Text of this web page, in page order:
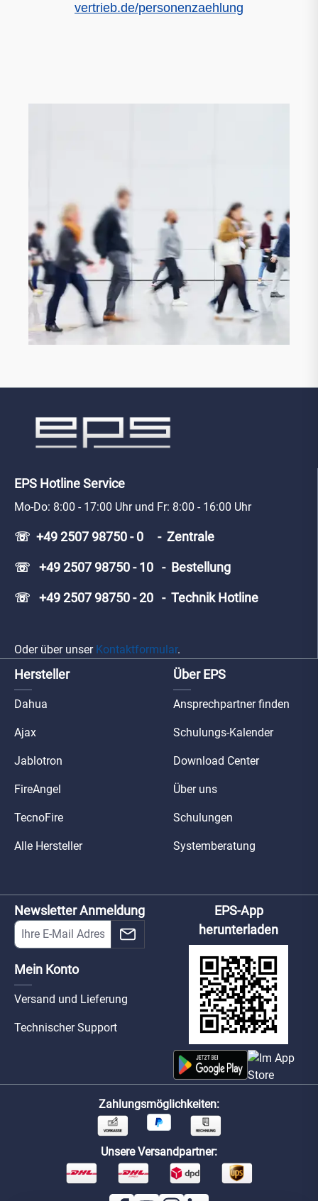
vertrieb.de/personenzaehlung
EPS Hotline Service
Mo-Do: 8:00 - 17:00 Uhr und Fr: 8:00 - 16:00 Uhr
☏ +49 2507 98750 - 0 - Zentrale
☏ +49 2507 98750 - 10 - Bestellung
☏ +49 2507 98750 - 20 - Technik Hotline
Oder über unser Kontaktformular.
Hersteller
Dahua
Ajax
Jablotron
FireAngel
TecnoFire
Alle Hersteller
Über EPS
Ansprechpartner finden
Schulungs-Kalender
Download Center
Über uns
Schulungen
Systemberatung
Newsletter Anmeldung
Mein Konto
Versand und Lieferung
Technischer Support
EPS-App
herunterladen
Zahlungsmöglichkeiten:
Unsere Versandpartner: